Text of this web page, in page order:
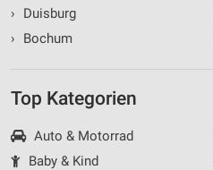
›
Duisburg
›
Bochum
Top Kategorien
Auto & Motorrad
Baby & Kind